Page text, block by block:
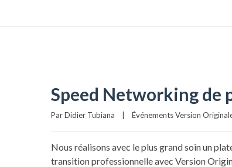
Speed Networking de
Par Didier Tubiana Événements Version
Nous réalisons avec le plus grand soin un
transition professionnelle avec Version